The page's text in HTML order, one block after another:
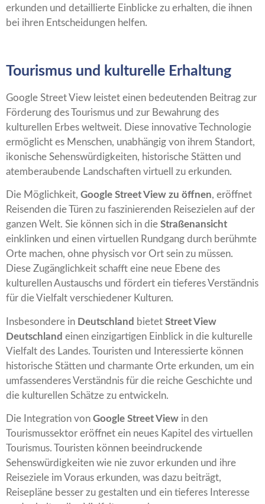
erkunden und detaillierte Einblicke zu erhalten, die ihnen
bei ihren Entscheidungen helfen.
Tourismus und kulturelle Erhaltung
Google Street View leistet einen bedeutenden Beitrag zur
Förderung des Tourismus und zur Bewahrung des
kulturellen Erbes weltweit. Diese innovative Technologie
ermöglicht es Menschen, unabhängig von ihrem Standort,
ikonische Sehenswürdigkeiten, historische Stätten und
atemberaubende Landschaften virtuell zu erkunden.
Die Möglichkeit, Google Street View zu öffnen, eröffnet
Reisenden die Türen zu faszinierenden Reisezielen auf der
ganzen Welt. Sie können sich in die Straßenansicht
einklinken und einen virtuellen Rundgang durch berühmte
Orte machen, ohne physisch vor Ort sein zu müssen.
Diese Zugänglichkeit schafft eine neue Ebene des
kulturellen Austauschs und fördert ein tieferes Verständnis
für die Vielfalt verschiedener Kulturen.
Insbesondere in Deutschland bietet Street View
Deutschland einen einzigartigen Einblick in die kulturelle
Vielfalt des Landes. Touristen und Interessierte können
historische Stätten und charmante Orte erkunden, um ein
umfassenderes Verständnis für die reiche Geschichte und
die kulturellen Schätze zu entwickeln.
Die Integration von Google Street View in den
Tourismussektor eröffnet ein neues Kapitel des virtuellen
Tourismus. Touristen können beeindruckende
Sehenswürdigkeiten wie nie zuvor erkunden und ihre
Reiseziele im Voraus erkunden, was dazu beiträgt,
Reisepläne besser zu gestalten und ein tieferes Interesse